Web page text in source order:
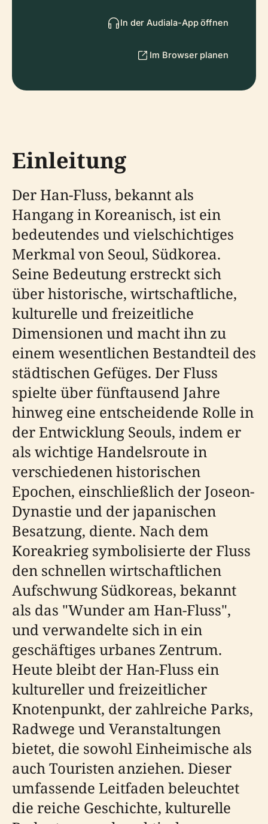
In der Audiala-App öffnen
Im Browser planen
Einleitung
Der Han-Fluss, bekannt als
Hangang in Koreanisch, ist ein
bedeutendes und vielschichtiges
Merkmal von Seoul, Südkorea.
Seine Bedeutung erstreckt sich
über historische, wirtschaftliche,
kulturelle und freizeitliche
Dimensionen und macht ihn zu
einem wesentlichen Bestandteil des
städtischen Gefüges. Der Fluss
spielte über fünftausend Jahre
hinweg eine entscheidende Rolle in
der Entwicklung Seouls, indem er
als wichtige Handelsroute in
verschiedenen historischen
Epochen, einschließlich der Joseon-
Dynastie und der japanischen
Besatzung, diente. Nach dem
Koreakrieg symbolisierte der Fluss
den schnellen wirtschaftlichen
Aufschwung Südkoreas, bekannt
als das "Wunder am Han-Fluss",
und verwandelte sich in ein
geschäftiges urbanes Zentrum.
Heute bleibt der Han-Fluss ein
kultureller und freizeitlicher
Knotenpunkt, der zahlreiche Parks,
Radwege und Veranstaltungen
bietet, die sowohl Einheimische als
auch Touristen anziehen. Dieser
umfassende Leitfaden beleuchtet
die reiche Geschichte, kulturelle